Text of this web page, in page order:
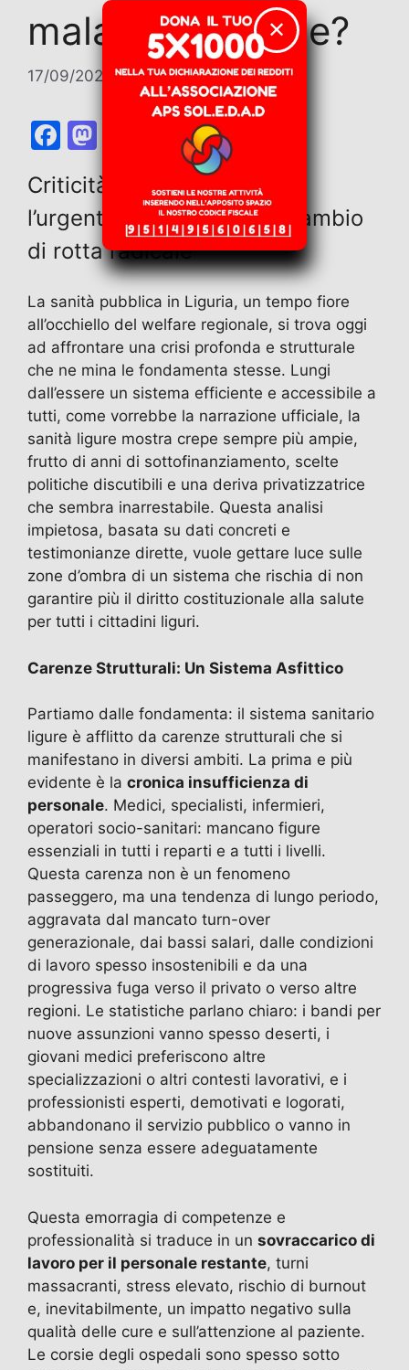
malato terminale?
17/09/2025 diMarco Nesci
F
c
e
b
o
k
st
o
d
o
n
ai
l
T
el
e
gr
a
m
W
h
at
s
A
p
p
itt
er di
vi
di
Criticità, privatizzazione e
l’urgente necessità di un cambio
di rotta radicale
La sanità pubblica in Liguria, un tempo fiore
all’occhiello del welfare regionale, si trova oggi
ad affrontare una crisi profonda e strutturale
che ne mina le fondamenta stesse. Lungi
dall’essere un sistema efficiente e accessibile a
tutti, come vorrebbe la narrazione ufficiale, la
sanità ligure mostra crepe sempre più ampie,
frutto di anni di sottofinanziamento, scelte
politiche discutibili e una deriva privatizzatrice
che sembra inarrestabile. Questa analisi
impietosa, basata su dati concreti e
testimonianze dirette, vuole gettare luce sulle
zone d’ombra di un sistema che rischia di non
garantire più il diritto costituzionale alla salute
per tutti i cittadini liguri.
Carenze Strutturali: Un Sistema Asfittico
Partiamo dalle fondamenta: il sistema sanitario
ligure è afflitto da carenze strutturali che si
manifestano in diversi ambiti. La prima e più
evidente è la cronica insufficienza di
personale. Medici, specialisti, infermieri,
operatori socio-sanitari: mancano figure
essenziali in tutti i reparti e a tutti i livelli.
Questa carenza non è un fenomeno
passeggero, ma una tendenza di lungo periodo,
aggravata dal mancato turn-over
generazionale, dai bassi salari, dalle condizioni
di lavoro spesso insostenibili e da una
progressiva fuga verso il privato o verso altre
regioni. Le statistiche parlano chiaro: i bandi per
nuove assunzioni vanno spesso deserti, i
giovani medici preferiscono altre
specializzazioni o altri contesti lavorativi, e i
professionisti esperti, demotivati e logorati,
abbandonano il servizio pubblico o vanno in
pensione senza essere adeguatamente
sostituiti.
Questa emorragia di competenze e
professionalità si traduce in un sovraccarico di
lavoro per il personale restante, turni
massacranti, stress elevato, rischio di burnout
e, inevitabilmente, un impatto negativo sulla
qualità delle cure e sull’attenzione al paziente.
Le corsie degli ospedali sono spesso sotto
✕